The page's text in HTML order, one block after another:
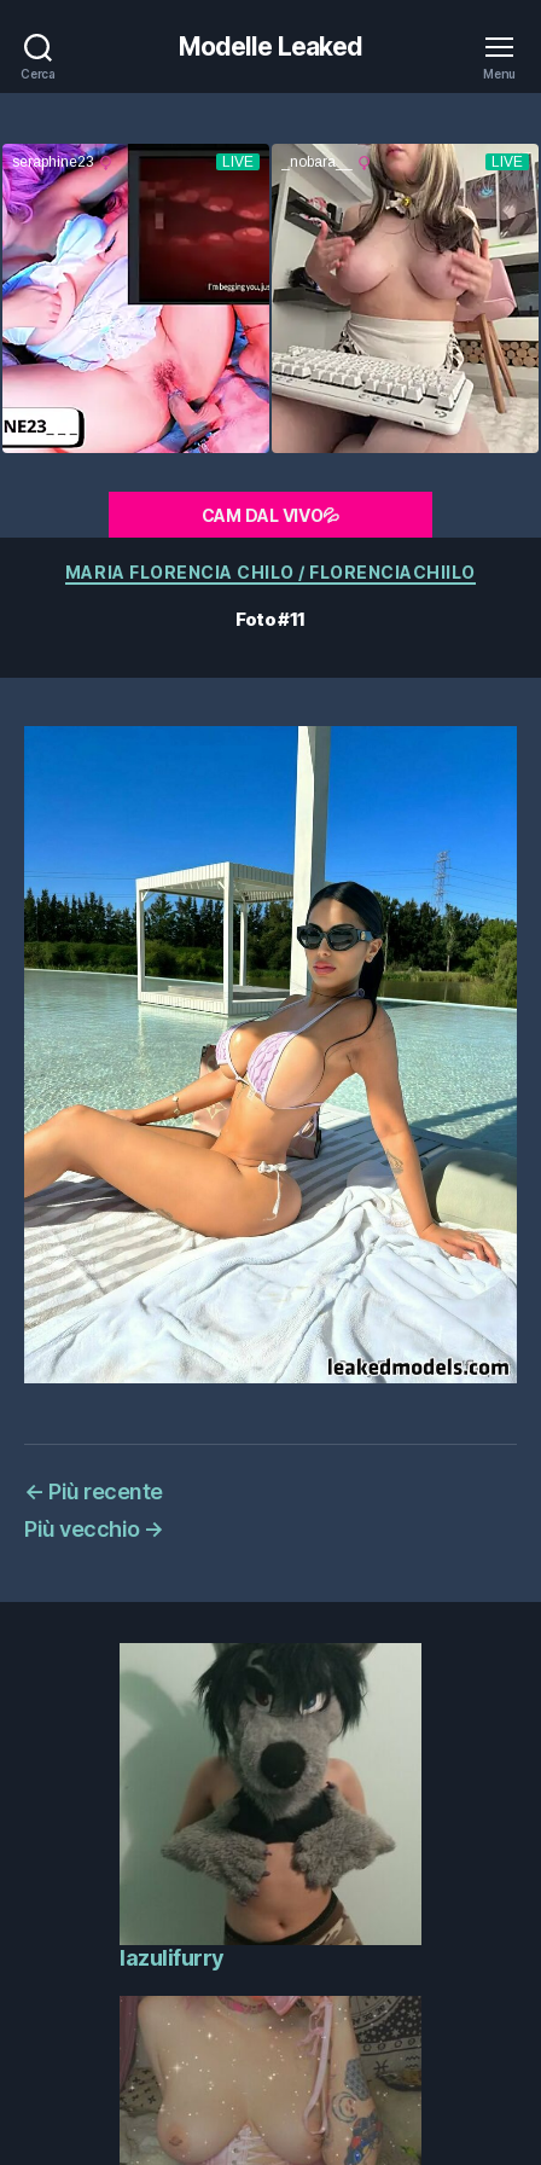
Cerca
Modelle Leaked
Menu
CAM DAL VIVO💦
Categorie
MARIA FLORENCIA CHILO / FLORENCIACHIILO
Foto #11
← Più recente
Più vecchio →
lazulifurry